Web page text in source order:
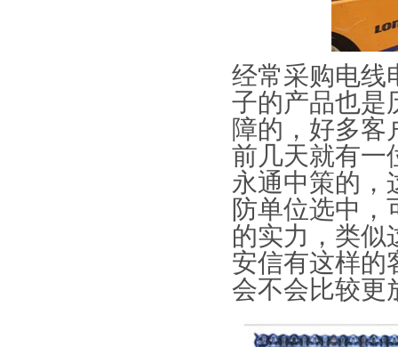
经常采购电线
子的产品也是
障的，好多客
前几天就有一
永通中策的，
防单位选中，
的实力，类似
安信有这样的
会不会比较更